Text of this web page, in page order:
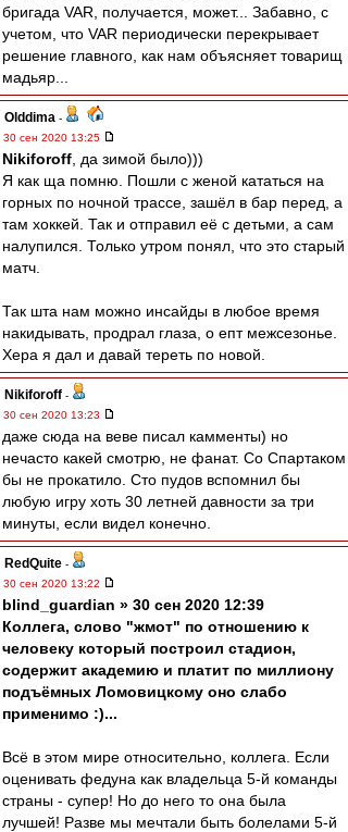
бригада VAR, получается, может... Забавно, с
учетом, что VAR периодически перекрывает
решение главного, как нам объясняет товарищ
мадьяр...
Olddima -
30 сен 2020 13:25
Nikiforoff , да зимой было)))
Я как ща помню. Пошли с женой кататься на
горных по ночной трассе, зашёл в бар перед, а
там хоккей. Так и отправил её с детьми, а сам
налупился. Только утром понял, что это старый
матч.
Так шта нам можно инсайды в любое время
накидывать, продрал глаза, о епт межсезонье.
Хера я дал и давай тереть по новой.
Nikiforoff -
30 сен 2020 13:23
даже сюда на веве писал камменты) но
нечасто какей смотрю, не фанат. Со Спартаком
бы не прокатило. Сто пудов вспомнил бы
любую игру хоть 30 летней давности за три
минуты, если видел конечно.
RedQuite -
30 сен 2020 13:22
blind_guardian » 30 сен 2020 12:39
Коллега, слово "жмот" по отношению к
человеку который построил стадион,
содержит академию и платит по миллиону
подъёмных Ломовицкому оно слабо
применимо :)...
Всё в этом мире относительно, коллега. Если
оценивать федуна как владельца 5-й команды
страны - супер! Но до него то она была
лучшей! Разве мы мечтали быть болелами 5-й